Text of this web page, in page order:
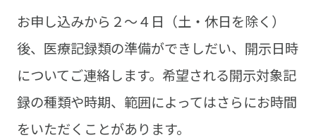
お申し込みから２～４日（土・休日を除く）
後、医療記録類の準備ができしだい、開示日時
についてご連絡します。希望される開示対象記
録の種類や時期、範囲によってはさらにお時間
をいただくことがあります。